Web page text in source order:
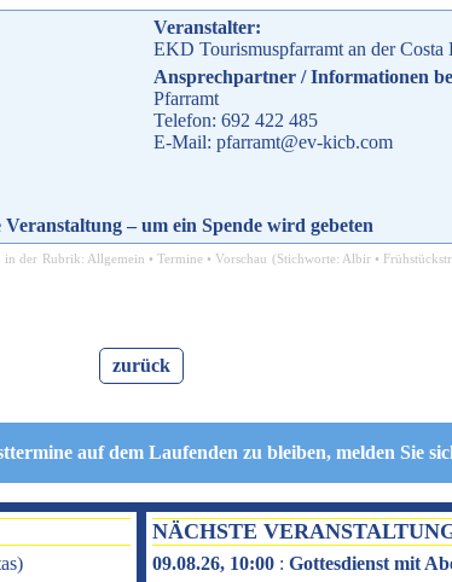
Veranstalter:
EKD Tourismuspfarramt an der Costa
Ansprechpartner / Informationen
Pfarramt
Telefon: 692 422 485
E-Mail: pfarramt@ev-kicb.com
Veranstaltung – um ein Spende wird gebeten
, in der Rubrik: Allgemein •Termine • Vorschau (Stichworte: Albir•
zurück
auf dem Laufenden zu bleiben, melden Sie
)
NÄCHSTE
09.08.26, 10:00 : Gottesdienst mit